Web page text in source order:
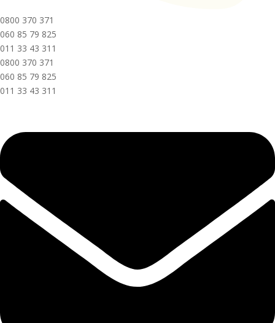
0800 370 371
060 85 79 825
011 33 43 311
0800 370 371
060 85 79 825
011 33 43 311